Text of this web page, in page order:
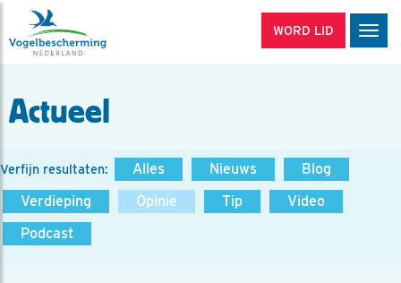
WORD LID
Actueel
Verfijn resultaten: Alles Nieuws
Blog
Verdieping
Opinie Tip
Video
Podcast